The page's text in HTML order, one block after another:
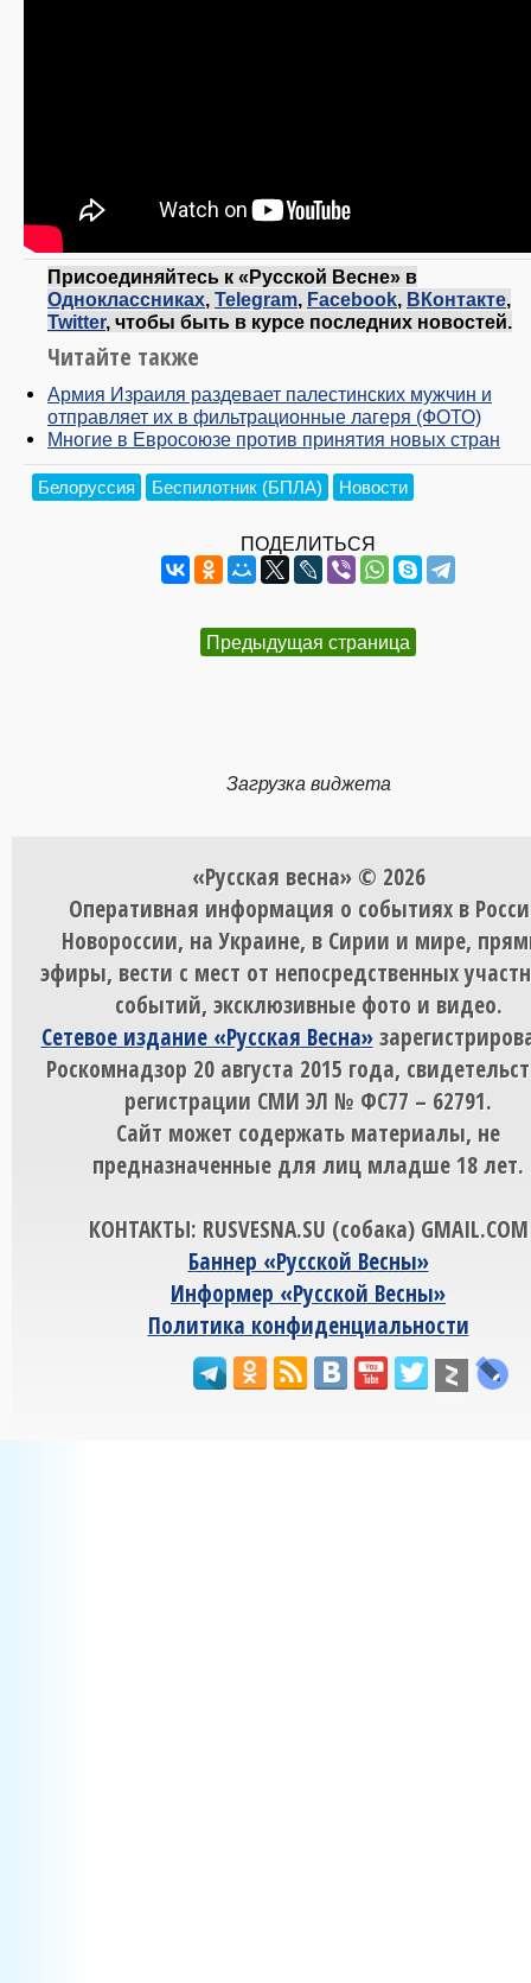
Присоединяйтесь к «Русской Весне» в
Одноклассниках Telegram Facebook ВКонтакте
Twitter, чтобы быть в курсе последних новостей.
Читайте также
Армия Израиля раздевает палестинских мужчин и
отправляет их в фильтрационные лагеря (ФОТО)
Многие в Евросоюзе против принятия новых стран
Белоруссия Беспилотник (БПЛА) Новости
ПОДЕЛИТЬСЯ
Предыдущая страница
Загрузка виджета
«Русская весна» © 2026
Оперативная информация о событиях в
Новороссии, на Украине, в Сирии и мире,
эфиры, вести с мест от непосредственных
событий, эксклюзивные фото и видео.
Сетевое издание «Русская Весна»
Роскомнадзор 20 августа 2015 года,
регистрации СМИ ЭЛ № ФС77 – 62791.
Сайт может содержать материалы, не
предназначенные для лиц младше 18 лет.
КОНТАКТЫ: RUSVESNA.SU (собака) GMAIL.COM
Баннер «Русской Весны»
Информер «Русской Весны»
Политика конфиденциальности